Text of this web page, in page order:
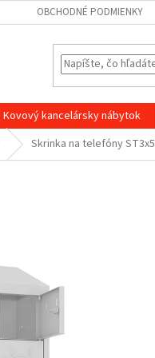
OBCHODNÉ PODMIENKY
Kovový kancelársky nábytok
Skrinka na telefóny ST3x5